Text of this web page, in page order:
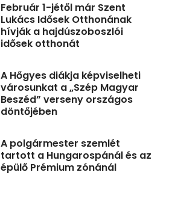
Február 1-jétől már Szent
Lukács Idősek Otthonának
hívják a hajdúszoboszlói
idősek otthonát
A Hőgyes diákja képviselheti
városunkat a „Szép Magyar
Beszéd” verseny országos
döntőjében
A polgármester szemlét
tartott a Hungarospánál és az
épülő Prémium zónánál